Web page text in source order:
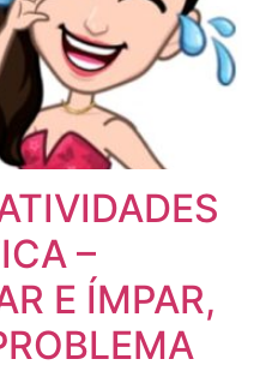
–
E ÍMPAR,